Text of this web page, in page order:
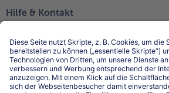
Hilfe & Kontakt
Kontakt
FAQ